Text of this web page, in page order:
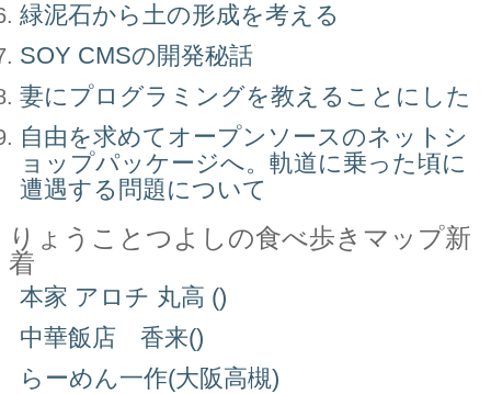
緑泥石から土の形成を考える
SOY CMSの開発秘話
妻にプログラミングを教えることにした
自由を求めてオープンソースのネットシ
ョップパッケージへ。軌道に乗った頃に
遭遇する問題について
りょうことつよしの食べ歩きマップ新
着
本家 アロチ 丸高 ()
中華飯店 香来()
らーめん一作(大阪高槻)